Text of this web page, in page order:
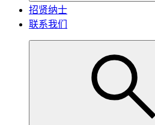
招贤纳士
联系我们